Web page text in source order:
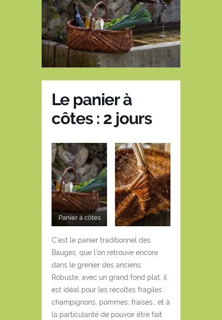
Le panier à
côtes : 2 jours
Panier à côtes
C’est le panier traditionnel des
Bauges, que l’on retrouve encore
dans le grenier des anciens.
Robuste, avec un grand fond plat, il
est idéal pour les récoltes fragiles :
champignons, pommes, fraises… et à
la particularité de pouvoir être fait